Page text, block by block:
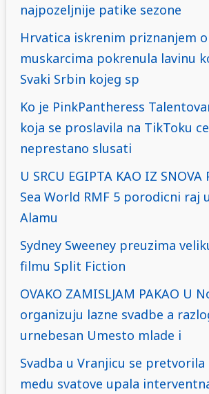
najpozeljnije patike sezone
Hrvatica iskrenim priznanjem
muskarcima pokrenula lavinu
Svaki Srbin kojeg sp
Ko je PinkPantheress
koja se proslavila na TikToku
neprestano slusati
U SRCU EGIPTA KAO IZ
Sea World RMF 5 porodicni raj
Alamu
Sydney Sweeney preuzima
filmu Split Fiction
OVAKO ZAMISLJAM PAKAO U
organizuju lazne svadbe a
urnebesan Umesto mlade i
Svadba u Vranjicu se pretvorila
medu svatove upala